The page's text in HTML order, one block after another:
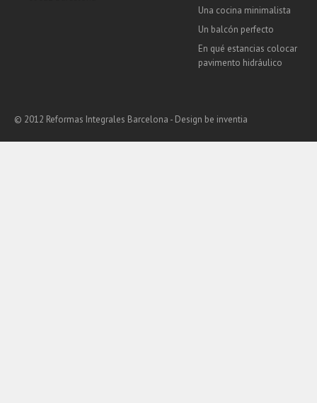
Una cocina minimalista
Un balcón perfecto
En qué estancias colocar
pavimento hidráulico
© 2012 Reformas Integrales Barcelona - Design be inventia